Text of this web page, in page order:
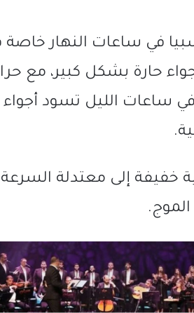
في ساعات النهار خاصة
حارة بشكل كبير، مع
في ساعات الليل تسود
خفيفة إلى معتدلة السرعة